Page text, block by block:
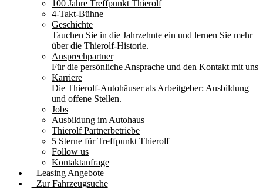
100 Jahre Treffpunkt Thierolf
4-Takt-Bühne
Geschichte
Tauchen Sie in die Jahrzehnte ein und lernen Sie mehr
über die Thierolf-Historie.
Ansprechpartner
Für die persönliche Ansprache und den Kontakt mit uns
Karriere
Die Thierolf-Autohäuser als Arbeitgeber: Ausbildung
und offene Stellen.
Jobs
Ausbildung im Autohaus
Thierolf Partnerbetriebe
5 Sterne für Treffpunkt Thierolf
Follow us
Kontaktanfrage
Leasing Angebote
Zur Fahrzeugsuche